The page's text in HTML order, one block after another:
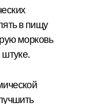
в пищу
морковь